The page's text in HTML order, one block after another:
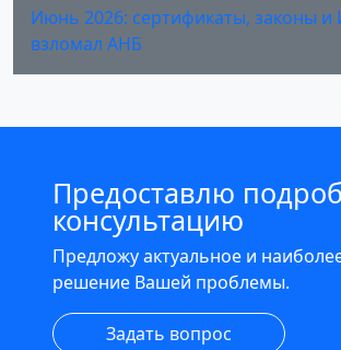
Июнь 2026: сертификаты, законы
взломал АНБ
Предоставлю
консультацию
Предложу актуальное и
решение Вашей проблемы.
Задать вопрос